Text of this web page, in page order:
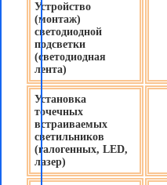
Устройство
(монтаж)
светодиодной
подсветки
(светодиодная
лента)
Установка
точечных
встраиваемых
светильников
(галогенных, LED,
лазер)